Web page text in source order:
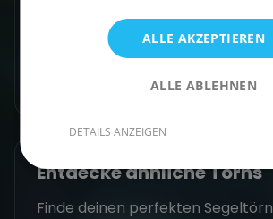
Zum Autorenprofil→
Entdecke ähnliche Törns
Finde deinen perfekten Segeltörn
ALLE AKZEPTIEREN
ALLE ABLEHNEN
DETAILS ANZEIGEN